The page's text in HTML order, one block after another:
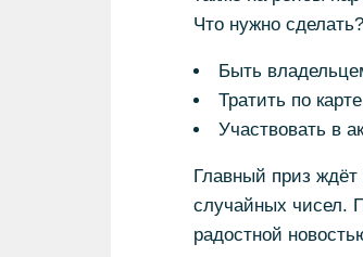
Что нужно сделать?
Быть
Тратить по
Участвовать в
Главный приз
случайных чисел.
радостной